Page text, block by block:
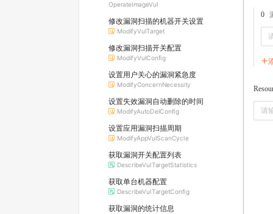
OperateImageVul
修改漏洞扫描的机器开关设置
ModifyVulTarget
修改漏洞扫描开关配置
ModifyVulConfig
设置用户关心的漏洞紧急度
ModifyConcernNecessity
设置失效漏洞自动删除的时间
ModifyAutoDelConfig
设置应用漏洞扫描周期
ModifyAppVulScanCycle
获取漏洞开关配置列表
DescribeVulTargetStatistics
获取单台机器配置
DescribeVulTargetConfig
获取漏洞的统计信息
0